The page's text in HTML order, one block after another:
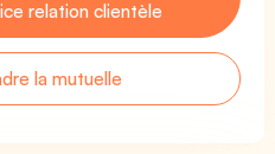
relation clientèle
la mutuelle